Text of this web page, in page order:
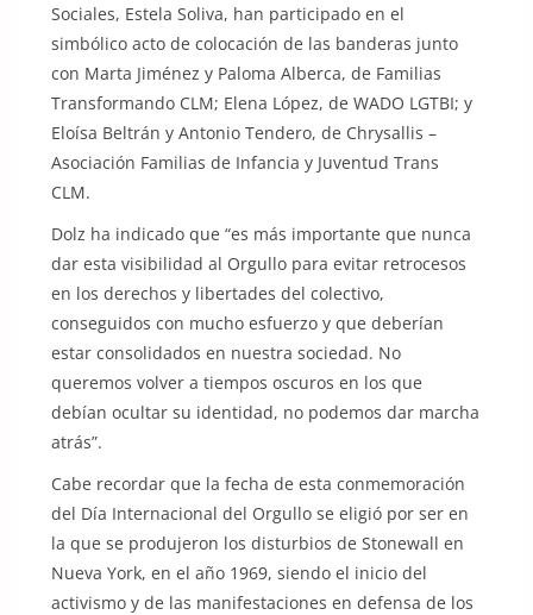
Sociales, Estela Soliva, han participado en el
simbólico acto de colocación de las banderas junto
con Marta Jiménez y Paloma Alberca, de Familias
Transformando CLM; Elena López, de WADO LGTBI; y
Eloísa Beltrán y Antonio Tendero, de Chrysallis –
Asociación Familias de Infancia y Juventud Trans
CLM.
Dolz ha indicado que “es más importante que nunca
dar esta visibilidad al Orgullo para evitar retrocesos
en los derechos y libertades del colectivo,
conseguidos con mucho esfuerzo y que deberían
estar consolidados en nuestra sociedad. No
queremos volver a tiempos oscuros en los que
debían ocultar su identidad, no podemos dar marcha
atrás”.
Cabe recordar que la fecha de esta conmemoración
del Día Internacional del Orgullo se eligió por ser en
la que se produjeron los disturbios de Stonewall en
Nueva York, en el año 1969, siendo el inicio del
activismo y de las manifestaciones en defensa de los